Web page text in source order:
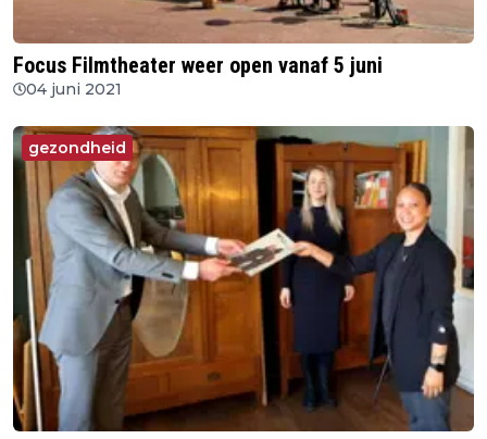
Focus Filmtheater weer open vanaf 5 juni
04 juni 2021
gezondheid